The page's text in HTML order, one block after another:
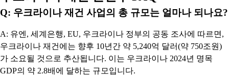
Q: 우크라이나 재건 사업의 총 규모는 얼마나 되나요?
A: 유엔, 세계은행, EU, 우크라이나 정부의 공동 조사에 따르면,
우크라이나 재건에는 향후 10년간 약 5,240억 달러(약 750조원)
가 소요될 것으로 추산됩니다. 이는 우크라이나 2024년 명목
GDP의 약 2.8배에 달하는 규모입니다.